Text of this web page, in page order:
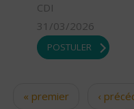
CDI
31/03/2026
POSTULER
Pages« premier ‹